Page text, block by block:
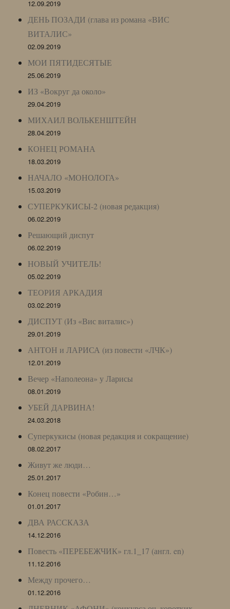
12.09.2019
ДЕНЬ ПОЗАДИ (глава из романа «ВИС
ВИТАЛИС»
02.09.2019
МОИ ПЯТИДЕСЯТЫЕ
25.06.2019
ИЗ «Вокруг да около»
29.04.2019
МИХАИЛ ВОЛЬКЕНШТЕЙН
28.04.2019
КОНЕЦ РОМАНА
18.03.2019
НАЧАЛО «МОНОЛОГА»
15.03.2019
СУПЕРКУКИСЫ-2 (новая редакция)
06.02.2019
Решающий диспут
06.02.2019
НОВЫЙ УЧИТЕЛЬ!
05.02.2019
ТЕОРИЯ АРКАДИЯ
03.02.2019
ДИСПУТ (Из «Вис виталис»)
29.01.2019
АНТОН и ЛАРИСА (из повести «ЛЧК»)
12.01.2019
Вечер «Наполеона» у Ларисы
08.01.2019
УБЕЙ ДАРВИНА!
24.03.2018
Суперкукисы (новая редакция и сокращение)
08.02.2017
Живут же люди…
25.01.2017
Конец повести «Робин…»
01.01.2017
ДВА РАССКАЗА
14.12.2016
Повесть «ПЕРЕБЕЖЧИК» гл.1_17 (англ. en)
11.12.2016
Между прочего…
01.12.2016